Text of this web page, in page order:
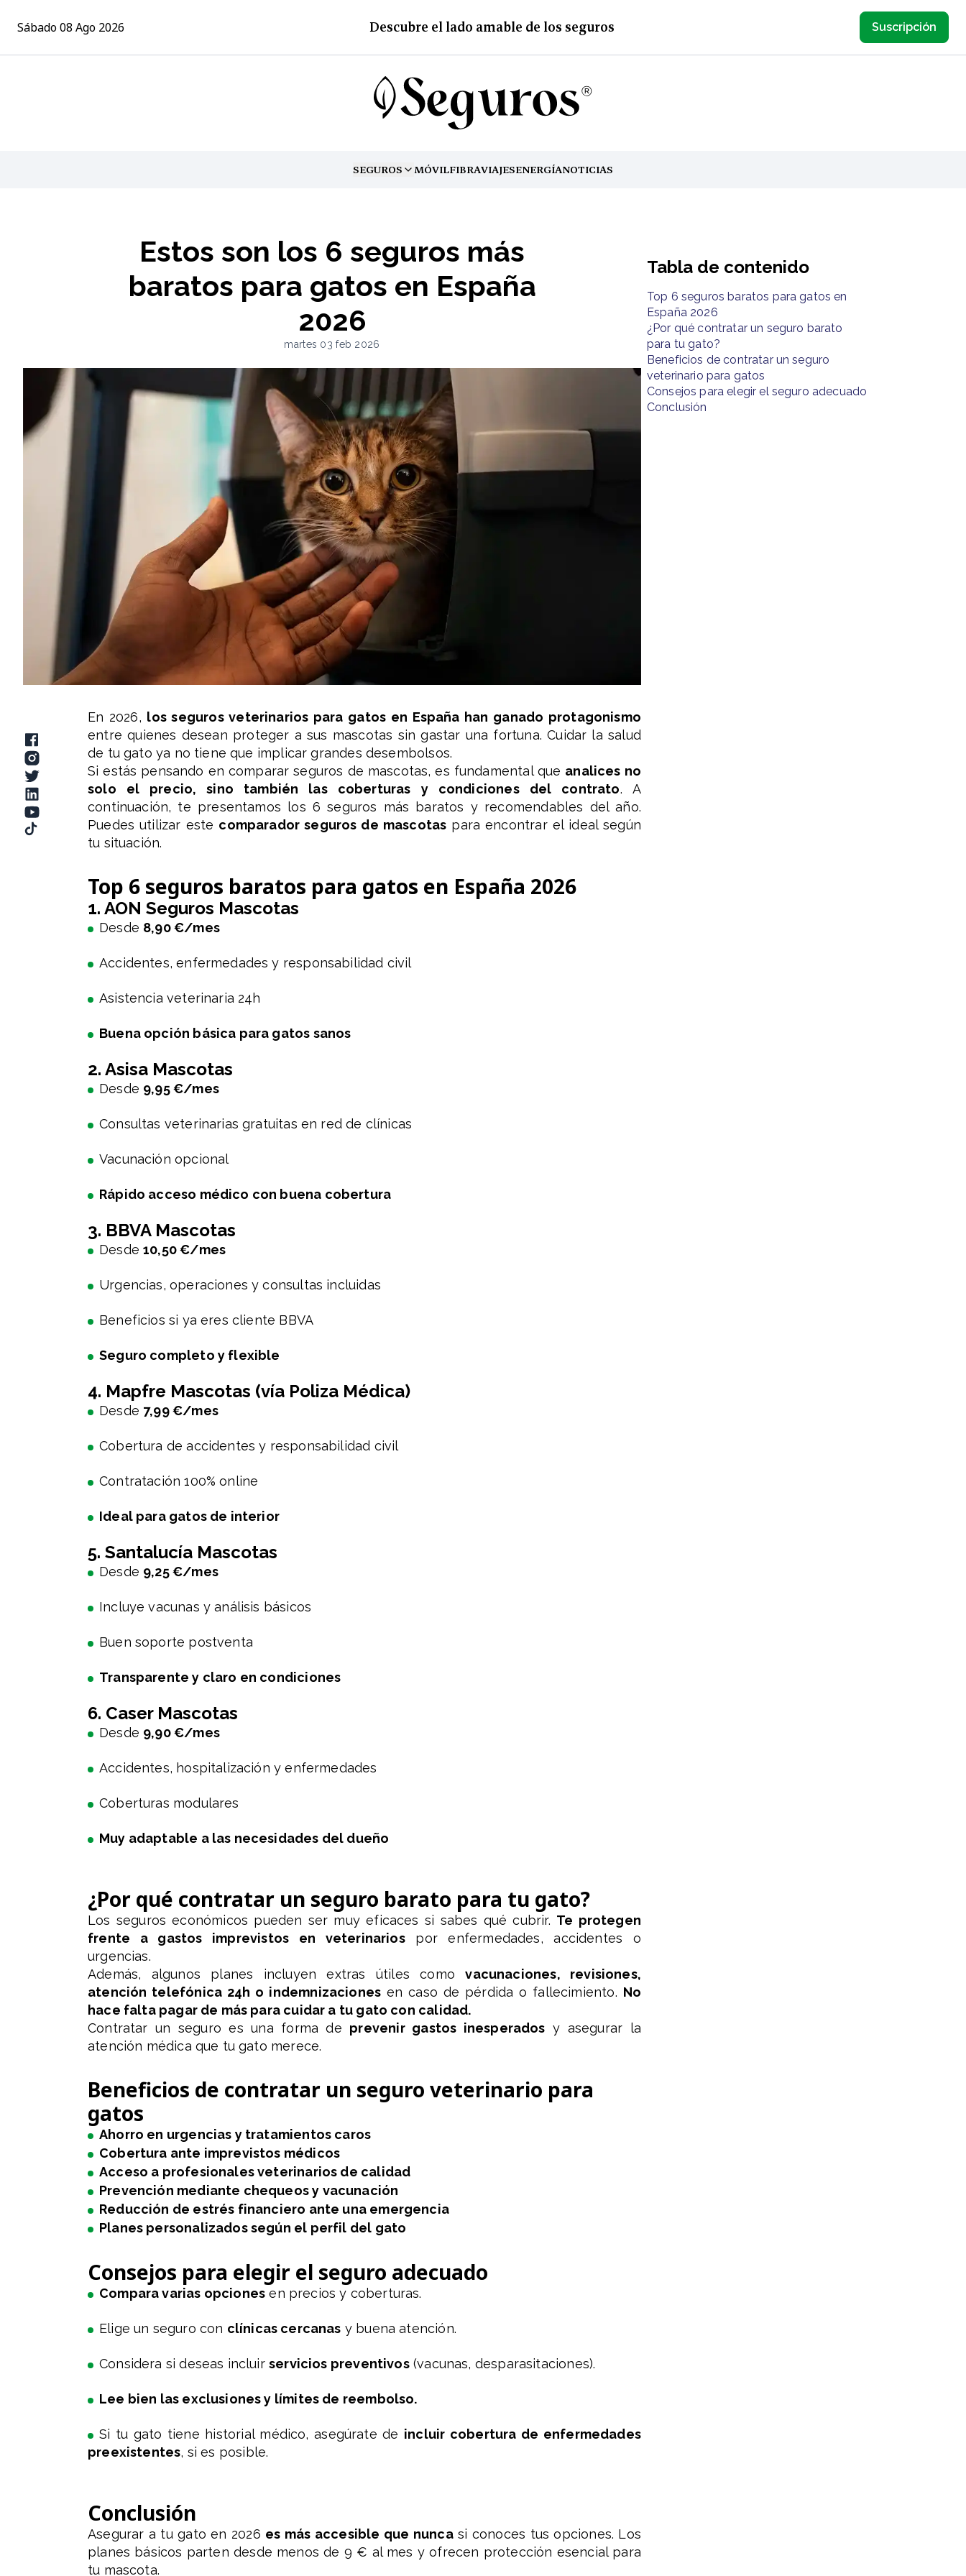
Sábado 08 Ago 2026 Descubre el lado amable de los seguros Suscripción
SEGUROS
TOGGLE MENUMÓVILFIBRAVIAJESENERGÍANOTICIAS
Estos son los 6 seguros más
baratos para gatos en España
2026
martes 03 feb 2026
En 2026, los seguros veterinarios para gatos en España han ganado protagonismo
entre quienes desean proteger a sus mascotas sin gastar una fortuna. Cuidar la salud
de tu gato ya no tiene que implicar grandes desembolsos.
Si estás pensando en comparar seguros de mascotas, es fundamental que analices no
solo el precio, sino también las coberturas y condiciones del contrato. A
continuación, te presentamos los 6 seguros más baratos y recomendables del año.
Puedes utilizar este comparador seguros de mascotas para encontrar el ideal según
tu situación.
Top 6 seguros baratos para gatos en España 2026
1. AON Seguros Mascotas
Desde 8,90 €/mes
Accidentes, enfermedades y responsabilidad civil
Asistencia veterinaria 24h
Buena opción básica para gatos sanos
2. Asisa Mascotas
Desde 9,95 €/mes
Consultas veterinarias gratuitas en red de clínicas
Vacunación opcional
Rápido acceso médico con buena cobertura
3. BBVA Mascotas
Desde10,50 €/mes
Urgencias, operaciones y consultas incluidas
Beneficios si ya eres cliente BBVA
Seguro completo y flexible
4. Mapfre Mascotas (vía Poliza Médica)
Desde 7,99 €/mes
Cobertura de accidentes y responsabilidad civil
Contratación 100% online
Ideal para gatos de interior
5. Santalucía Mascotas
Desde 9,25 €/mes
Incluye vacunas y análisis básicos
Buen soporte postventa
Transparente y claro en condiciones
6. Caser Mascotas
Desde 9,90 €/mes
Accidentes, hospitalización y enfermedades
Coberturas modulares
Muy adaptable a las necesidades del dueño
¿Por qué contratar un seguro barato para tu gato?
Los seguros económicos pueden ser muy eficaces si sabes qué cubrir. Te protegen
frente a gastos imprevistos en veterinariospor enfermedades, accidentes o
urgencias.
Además, algunos planes incluyen extras útiles comovacunaciones, revisiones,
atención telefónica 24h o indemnizaciones en caso de pérdida o fallecimiento. No
hace falta pagar de más para cuidar a tu gato con calidad.
Contratar un seguro es una forma de prevenir gastos inesperados y asegurar la
atención médica que tu gato merece.
Beneficios de contratar un seguro veterinario para
gatos
Ahorro en urgencias y tratamientos caros
Cobertura ante imprevistos médicos
Acceso a profesionales veterinarios de calidad
Prevención mediante chequeos y vacunación
Reducción de estrés financiero ante una emergencia
Planes personalizados según el perfil del gato
Consejos para elegir el seguro adecuado
Compara varias opciones en precios y coberturas.
Elige un seguro con clínicas cercanas y buena atención.
Considera si deseas incluirservicios preventivos(vacunas, desparasitaciones).
Lee bien las exclusiones y límites de reembolso.
Si tu gato tiene historial médico, asegúrate de incluir cobertura de enfermedades
preexistentes, si es posible.
Conclusión
Asegurar a tu gato en 2026 es más accesible que nuncasi conoces tus opciones. Los
planes básicos parten desde menos de 9 € al mes y ofrecen protección esencial para
tu mascota.
Tabla de contenido
Top 6 seguros baratos para gatos en
España 2026
¿Por qué contratar un seguro barato
para tu gato?
Beneficios de contratar un seguro
veterinario para gatos
Consejos para elegir el seguro adecuado
Conclusión